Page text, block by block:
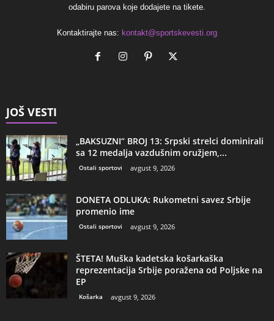
odabiru parova koje dodajete na tikete.
Kontaktirajte nas: kontakt@sportskevesti.org
JOŠ VESTI
„BAKSUZNI“ BROJ 13: Srpski strelci dominirali
sa 12 medalja vazdušnim oružjem,...
Ostali sportovi avgust 9, 2026
DONETA ODLUKA: Rukometni savez Srbije
promenio ime
Ostali sportovi avgust 9, 2026
ŠTETA! Muška kadetska košarkaška
reprezentacija Srbije poražena od Poljske na
EP
Košarka avgust 9, 2026